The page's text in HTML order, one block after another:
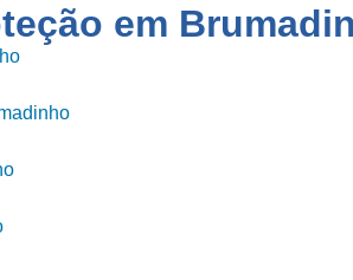
em